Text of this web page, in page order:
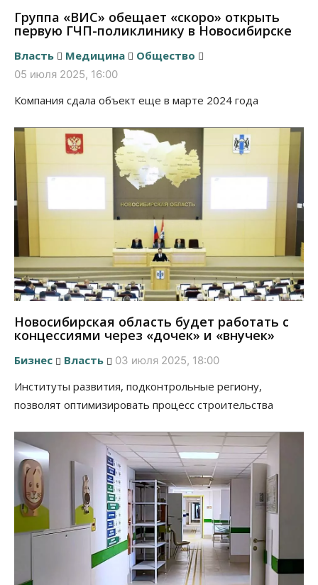
Группа «ВИС» обещает «скоро» открыть
первую ГЧП-поликлинику в Новосибирске
Власть Медицина Общество
05 июля 2025, 16:00
Компания сдала объект еще в марте 2024 года
Новосибирская область будет работать с
концессиями через «дочек» и «внучек»
Бизнес Власть 03 июля 2025, 18:00
Институты развития, подконтрольные региону,
позволят оптимизировать процесс строительства